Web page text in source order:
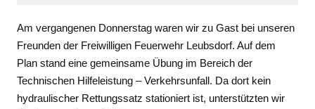
Am vergangenen Donnerstag waren wir zu Gast bei unseren
Freunden der Freiwilligen Feuerwehr Leubsdorf. Auf dem
Plan stand eine gemeinsame Übung im Bereich der
Technischen Hilfeleistung – Verkehrsunfall. Da dort kein
hydraulischer Rettungssatz stationiert ist, unterstützten wir